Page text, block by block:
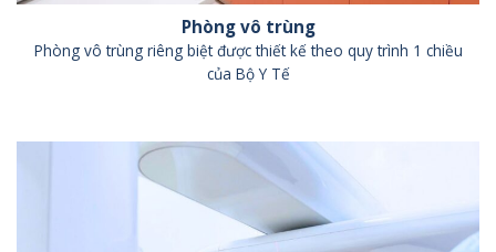
Phòng vô trùng
Phòng vô trùng riêng biệt được thiết kế theo quy trình 1 chiều
của Bộ Y Tế